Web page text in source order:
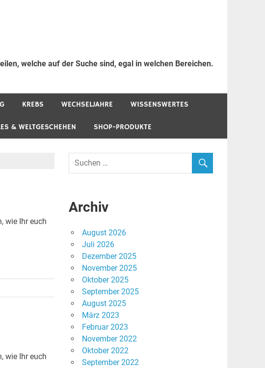
welche auf der Suche sind, egal in welchen Bereichen.
KREBS WECHSELJAHRE WISSENSWERTES
& WELTGESCHEHEN SHOP-PRODUKTE
wie Ihr euch
wie Ihr euch
Archiv
August 2026
Juli 2026
Dezember 2025
November 2025
Oktober 2025
September 2025
August 2025
März 2023
Februar 2023
November 2022
Oktober 2022
September 2022